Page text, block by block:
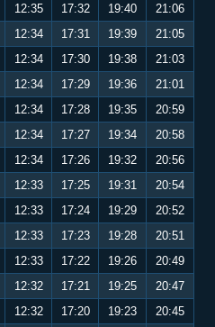
12:35 17:32 19:40
21:06
12:34 17:31 19:39
21:05
12:34 17:30 19:38
21:03
12:34 17:29 19:36
21:01
12:34 17:28 19:35
20:59
12:34 17:27 19:34
20:58
12:34 17:26 19:32
20:56
12:33 17:25 19:31
20:54
12:33 17:24 19:29
20:52
12:33 17:23 19:28
20:51
12:33 17:22 19:26
20:49
12:32 17:21 19:25
20:47
12:32 17:20 19:23
20:45